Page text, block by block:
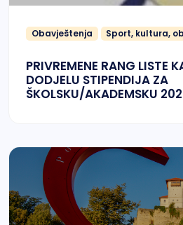
Obavještenja Sport, kultura,
PRIVREMENE RANG LISTE
DODJELU STIPENDIJA ZA
ŠKOLSKU/AKADEMSKU